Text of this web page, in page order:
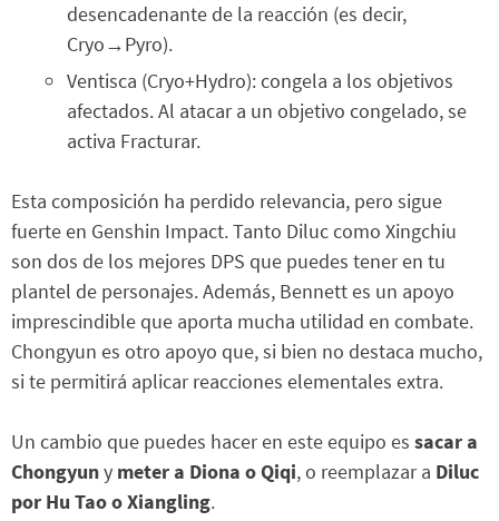
desencadenante de la reacción (es decir,
Cryo→Pyro).
Ventisca (Cryo+Hydro): congela a los objetivos
afectados. Al atacar a un objetivo congelado, se
activa Fracturar.
Esta composición ha perdido relevancia, pero sigue
fuerte en Genshin Impact. Tanto Diluc como Xingchiu
son dos de los mejores DPS que puedes tener en tu
plantel de personajes. Además, Bennett es un apoyo
imprescindible que aporta mucha utilidad en combate.
Chongyun es otro apoyo que, si bien no destaca mucho,
si te permitirá aplicar reacciones elementales extra.
Un cambio que puedes hacer en este equipo es sacar a
Chongyuny meter a Diona o Qiqi, o reemplazar a Diluc
por Hu Tao o Xiangling.